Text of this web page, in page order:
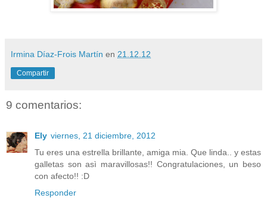
Irmina Díaz-Frois Martín en 21.12.12
Compartir
9 comentarios:
Ely viernes, 21 diciembre, 2012
Tu eres una estrella brillante, amiga mia. Que linda.. y estas
galletas son asì maravillosas!! Congratulaciones, un beso
con afecto!! :D
Responder